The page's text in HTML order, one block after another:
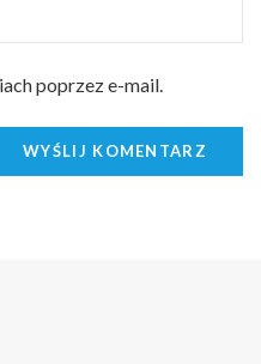
poprzez e-mail.
WYŚLIJ KOMENTARZ